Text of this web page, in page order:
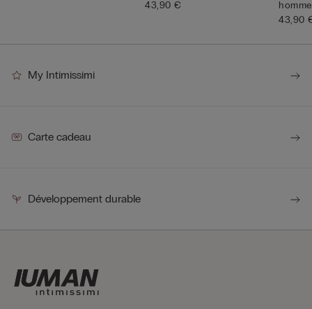
43,90 €
43,90
My Intimissimi
Carte cadeau
Développement durable